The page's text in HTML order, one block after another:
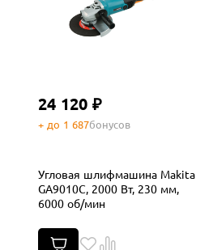
24 120 ₽
+ до 1 687бонусов
Угловая шлифмашина Makita
GA9010C, 2000 Вт, 230 мм,
6000 об/мин